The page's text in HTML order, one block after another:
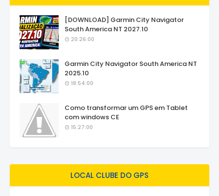
[DOWNLOAD] Garmin City Navigator
South America NT 2027.10
20:26:00
Garmin City Navigator South America NT
2025.10
18:54:00
Como transformar um GPS em Tablet
com windows CE
15:27:00
LOCAL CLUBE DO GPS